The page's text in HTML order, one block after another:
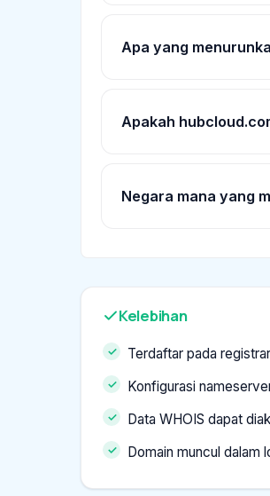
Apa yang
Apakah
Negara mana yang
Kelebihan
Terdaftar pada
Konfigurasi
Data WHOIS dapat
Domain muncul dalam